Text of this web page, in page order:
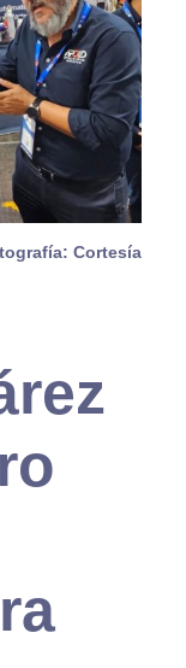
Cortesía